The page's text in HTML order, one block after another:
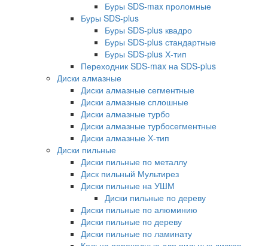
Буры SDS-max проломные
Буры SDS-plus
Буры SDS-plus квадро
Буры SDS-plus стандартные
Буры SDS-plus Х-тип
Переходник SDS-max на SDS-plus
Диски алмазные
Диски алмазные сегментные
Диски алмазные сплошные
Диски алмазные турбо
Диски алмазные турбосегментные
Диски алмазные Х-тип
Диски пильные
Диски пильные по металлу
Диск пильный Мультирез
Диски пильные на УШМ
Диски пильные по дереву
Диски пильные по алюминию
Диски пильные по дереву
Диски пильные по ламинату